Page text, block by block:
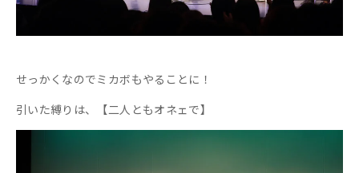
せっかくなのでミカボもやることに！
引いた縛りは、【二人ともオネェで】